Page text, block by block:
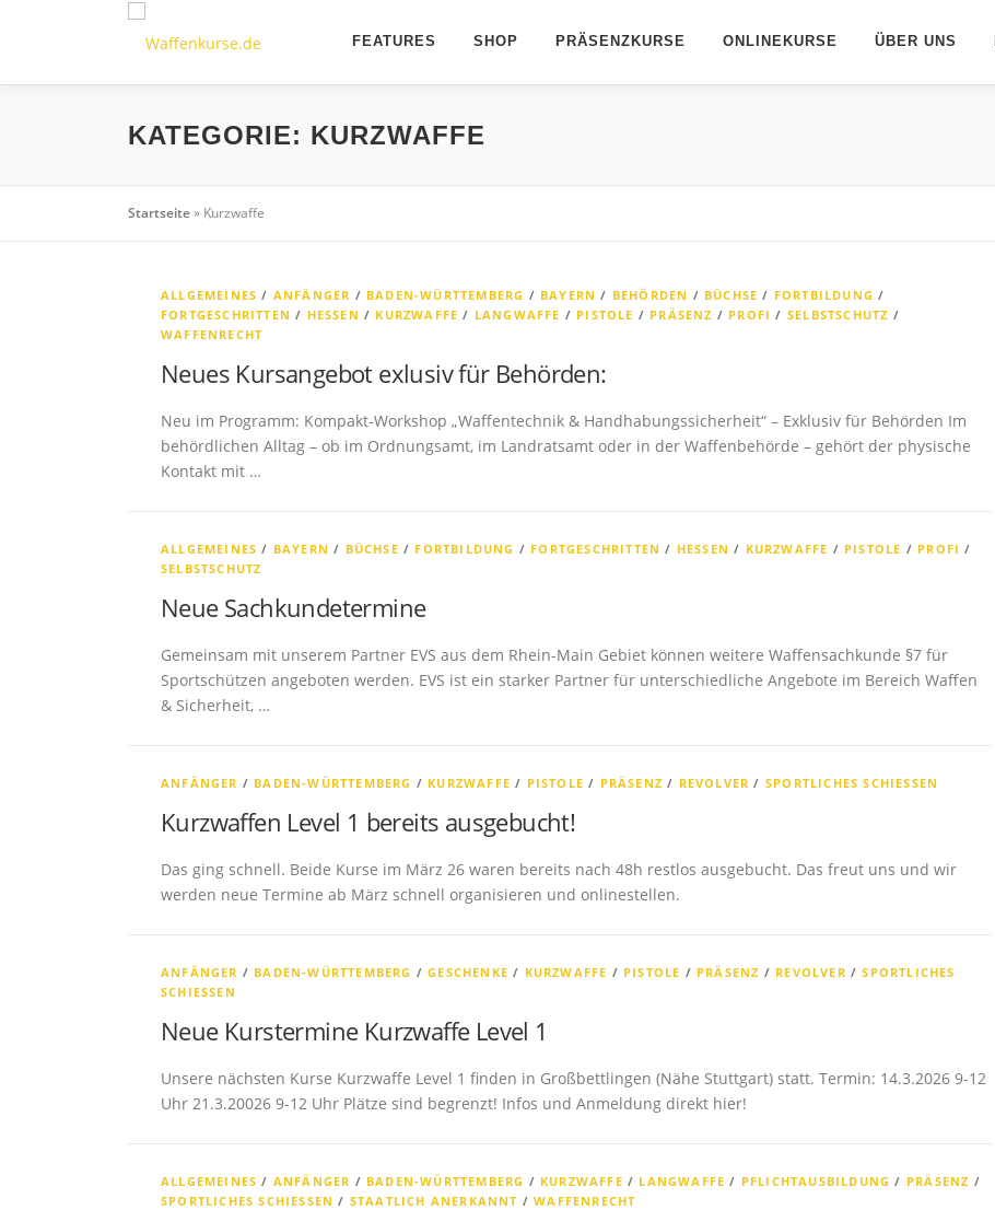
FEATURES SHOP PRÄSENZKURSE ONLINEKURSE ÜBER UNS
KATEGORIE: KURZWAFFE
Startseite» Kurzwaffe
ALLGEMEINES / ANFÄNGER / BADEN-WÜRTTEMBERG / BAYERN / BEHÖRDEN / BÜCHSE / FORTBILDUNG /
FORTGESCHRITTEN / HESSEN / KURZWAFFE / LANGWAFFE / PISTOLE / PRÄSENZ / PROFI / SELBSTSCHUTZ /
WAFFENRECHT
Neues Kursangebot exlusiv für Behörden:
Neu im Programm: Kompakt-Workshop „Waffentechnik & Handhabungssicherheit“ – Exklusiv für Behörden Im
behördlichen Alltag – ob im Ordnungsamt, im Landratsamt oder in der Waffenbehörde – gehört der physische
Kontakt mit …
ALLGEMEINES / BAYERN / BÜCHSE / FORTBILDUNG / FORTGESCHRITTEN / HESSEN / KURZWAFFE / PISTOLE / PROFI /
SELBSTSCHUTZ
Neue Sachkundetermine
Gemeinsam mit unserem Partner EVS aus dem Rhein-Main Gebiet können weitere Waffensachkunde §7 für
Sportschützen angeboten werden. EVS ist ein starker Partner für unterschiedliche Angebote im Bereich Waffen
& Sicherheit, …
ANFÄNGER / BADEN-WÜRTTEMBERG / KURZWAFFE / PISTOLE / PRÄSENZ / REVOLVER / SPORTLICHES SCHIESSEN
Kurzwaffen Level 1 bereits ausgebucht!
Das ging schnell. Beide Kurse im März 26 waren bereits nach 48h restlos ausgebucht. Das freut uns und wir
werden neue Termine ab März schnell organisieren und onlinestellen.
ANFÄNGER / BADEN-WÜRTTEMBERG /GESCHENKE / KURZWAFFE / PISTOLE / PRÄSENZ / REVOLVER /SPORTLICHES
SCHIESSEN
Neue Kurstermine Kurzwaffe Level 1
Unsere nächsten Kurse Kurzwaffe Level 1 finden in Großbettlingen (Nähe Stuttgart) statt. Termin: 14.3.2026 9-12
Uhr 21.3.20026 9-12 Uhr Plätze sind begrenzt! Infos und Anmeldung direkt hier!
ALLGEMEINES / ANFÄNGER / BADEN-WÜRTTEMBERG / KURZWAFFE / LANGWAFFE / PFLICHTAUSBILDUNG / PRÄSENZ /
SPORTLICHES SCHIESSEN / STAATLICH ANERKANNT /WAFFENRECHT